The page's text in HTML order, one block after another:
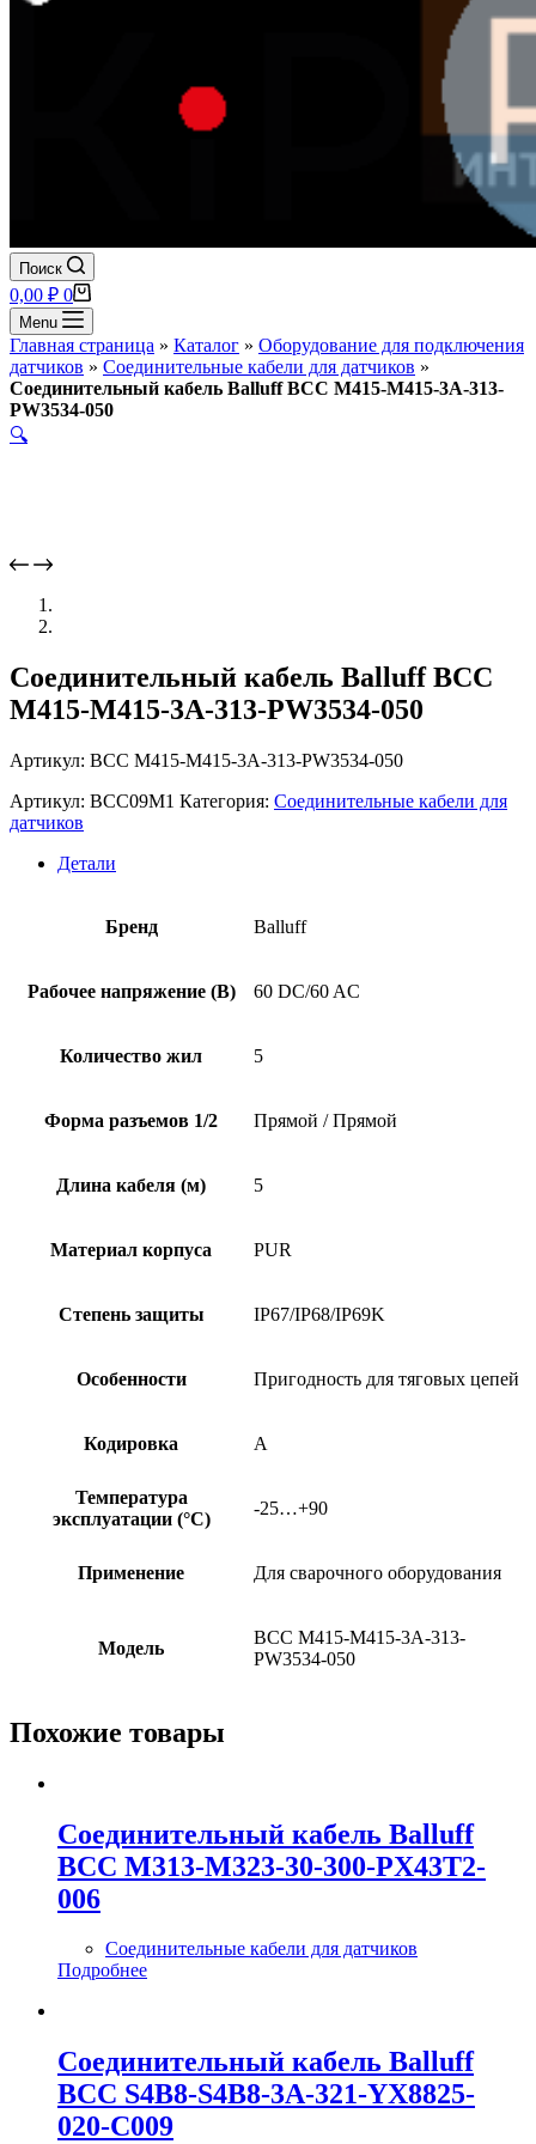
Поиск
Корзина
0,00 ₽ 0
Menu
Главная страница » Каталог » Оборудование для подключения
датчиков » Соединительные кабели для датчиков »
Соединительный кабель Balluff BCC M415-M415-3A-313-
PW3534-050
🔍
Соединительный кабель Balluff BCC
M415-M415-3A-313-PW3534-050
Артикул: BCC M415-M415-3A-313-PW3534-050
Артикул: BCC09M1 Категория: Соединительные кабели для
датчиков
Детали
Бренд Balluff
Рабочее напряжение (В) 60 DC/60 AC
Количество жил 5
Форма разъемов 1/2 Прямой / Прямой
Длина кабеля (м) 5
Материал корпуса PUR
Степень защиты IP67/IP68/IP69K
Особенности Пригодность для тяговых цепей
Кодировка A
Температура
эксплуатации (°C)
-25…+90
Применение Для сварочного оборудования
Модель
BCC M415-M415-3A-313-
PW3534-050
Похожие товары
Соединительный кабель Balluff
BCC M313-M323-30-300-PX43T2-
006
Соединительные кабели для датчиков
Подробнее
Соединительный кабель Balluff
BCC S4B8-S4B8-3A-321-YX8825-
020-C009